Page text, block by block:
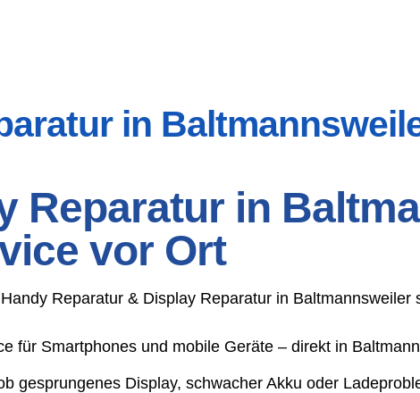
in
Reparatur in
vor Ort
Reparatur & Display Reparatur in Baltmannsweiler
für Smartphones und mobile Geräte – direkt in
gesprungenes Display, schwacher Akku oder